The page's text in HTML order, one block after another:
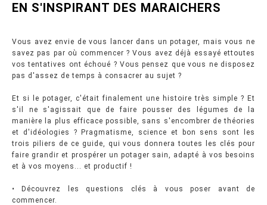
EN S'INSPIRANT DES MARAICHERS
Vous avez envie de vous lancer dans un potager, mais vous ne
savez pas par où commencer ? Vous avez déjà essayé ettoutes
vos tentatives ont échoué ? Vous pensez que vous ne disposez
pas d'assez de temps à consacrer au sujet ?
Et si le potager, c'était finalement une histoire très simple ? Et
s'il ne s'agissait que de faire pousser des légumes de la
manière la plus efficace possible, sans s'encombrer de théories
et d'idéologies ? Pragmatisme, science et bon sens sont les
trois piliers de ce guide, qui vous donnera toutes les clés pour
faire grandir et prospérer un potager sain, adapté à vos besoins
et à vos moyens... et productif !
• Découvrez les questions clés à vous poser avant de
commencer.